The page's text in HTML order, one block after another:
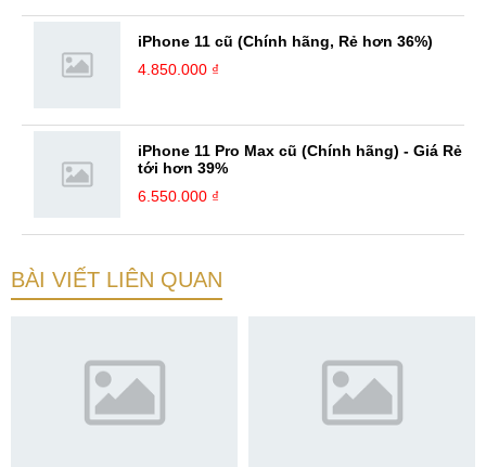
iPhone 11 cũ (Chính hãng, Rẻ hơn 36%)
4.850.000 ₫
iPhone 11 Pro Max cũ (Chính hãng) - Giá Rẻ
tới hơn 39%
6.550.000 ₫
BÀI VIẾT LIÊN QUAN